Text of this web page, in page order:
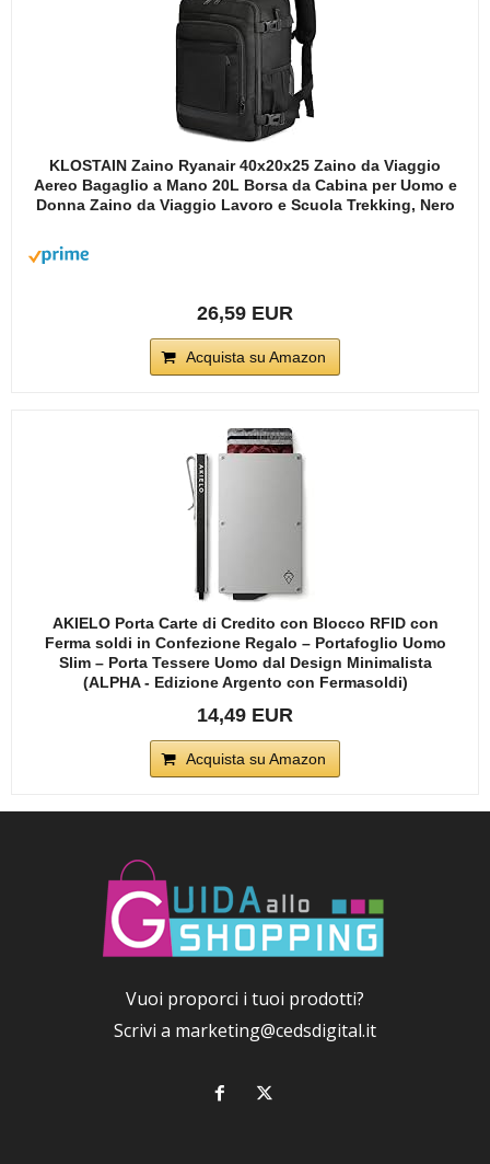
KLOSTAIN Zaino Ryanair 40x20x25 Zaino da Viaggio
Aereo Bagaglio a Mano 20L Borsa da Cabina per Uomo e
Donna Zaino da Viaggio Lavoro e Scuola Trekking, Nero
26,59 EUR
Acquista su Amazon
AKIELO Porta Carte di Credito con Blocco RFID con
Ferma soldi in Confezione Regalo – Portafoglio Uomo
Slim – Porta Tessere Uomo dal Design Minimalista
(ALPHA - Edizione Argento con Fermasoldi)
14,49 EUR
Acquista su Amazon
Vuoi proporci i tuoi prodotti?
Scrivi a marketing@cedsdigital.it